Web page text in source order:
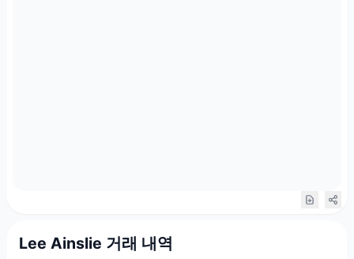
Lee Ainslie 거래 내역